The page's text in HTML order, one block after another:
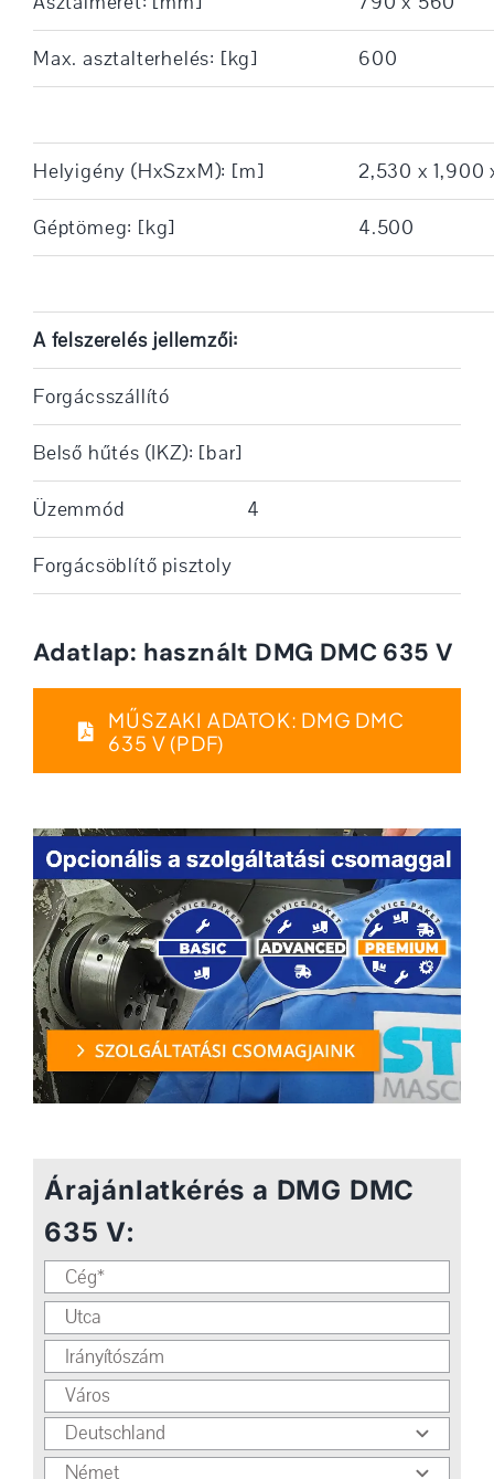
Max. asztalterhelés: [kg] 600
Helyigény (HxSzxM): [m] 2,530 x 1,900
Géptömeg: [kg] 4.500
A felszerelés jellemzői:
Forgácsszállító
Belső hűtés (IKZ): [bar]
Üzemmód 4
Forgácsöblítő pisztoly
Adatlap: használt DMG DMC 635 V
MŰSZAKI ADATOK: DMG DMC
635 V (PDF)
Árajánlatkérés a DMG DMC
635 V: